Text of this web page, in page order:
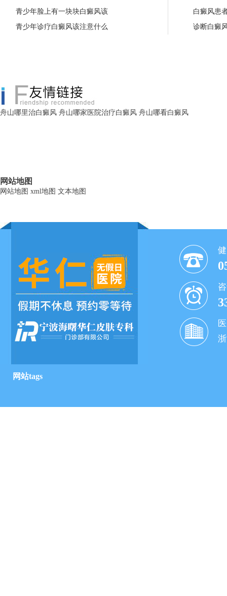
青少年脸上有一块块白癜风该
青少年诊疗白癜风该注意什么
白癜风患
诊断白癜
舟山哪里治白癜风 舟山哪家医院治疗白癜风 舟山哪看白癜风
网站地图
网站地图 xml地图 文本地图
网站tags